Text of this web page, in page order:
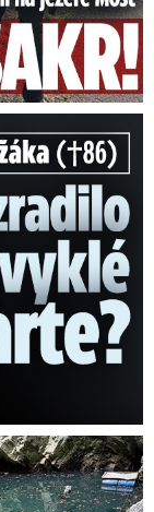
se
budou v
a ve
parte?